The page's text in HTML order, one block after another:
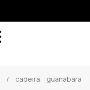
/ cadeira guanabara